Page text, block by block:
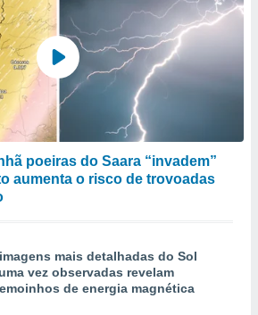
poeiras do Saara “invadem”
aumenta o risco de trovoadas
mais detalhadas do Sol
vez observadas revelam
de energia magnética